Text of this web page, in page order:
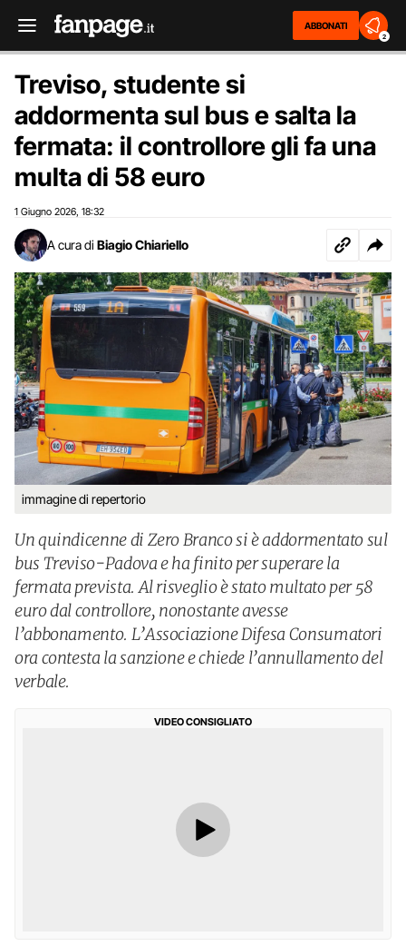
ABBONATI
2
Treviso, studente si
addormenta sul bus e salta la
fermata: il controllore gli fa una
multa di 58 euro
1 Giugno 2026 18:32
A cura di Biagio Chiariello
immagine di repertorio
Un quindicenne di Zero Branco si è addormentato sul
bus Treviso-Padova e ha finito per superare la
fermata prevista. Al risveglio è stato multato per 58
euro dal controllore, nonostante avesse
l’abbonamento. L’Associazione Difesa Consumatori
ora contesta la sanzione e chiede l’annullamento del
verbale.
VIDEO CONSIGLIATO